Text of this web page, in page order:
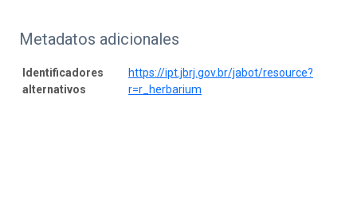
Metadatos adicionales
Identificadores
alternativos
https://ipt.jbrj.gov.br/jabot/resource?
r=r_herbarium